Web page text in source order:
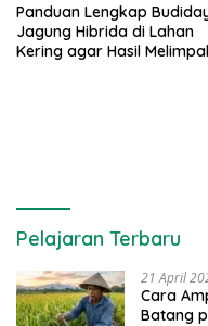
Panduan Lengkap
Jagung Hibrida di Lahan
Kering agar Hasil
Pelajaran Terbaru
21 April
Cara
Batang